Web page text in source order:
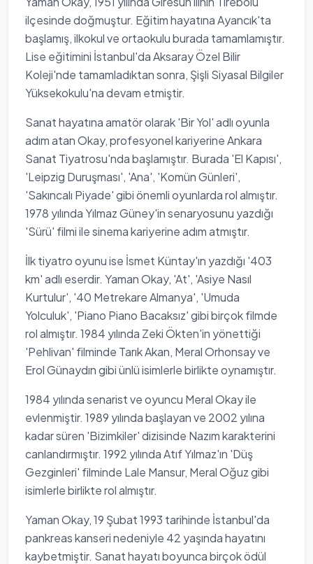
ilçesinde doğmuştur. Eğitim hayatına Ayancık'ta
başlamış, ilkokul ve ortaokulu burada tamamlamıştır.
Lise eğitimini İstanbul'da Aksaray Özel Bilir
Koleji'nde tamamladıktan sonra, Şişli Siyasal Bilgiler
Yüksekokulu'na devam etmiştir.
Sanat hayatına amatör olarak 'Bir Yol' adlı oyunla
adım atan Okay, profesyonel kariyerine Ankara
Sanat Tiyatrosu'nda başlamıştır. Burada 'El Kapısı',
'Leipzig Duruşması', 'Ana', 'Komün Günleri',
'Sakıncalı Piyade' gibi önemli oyunlarda rol almıştır.
1978 yılında Yılmaz Güney'in senaryosunu yazdığı
'Sürü' filmi ile sinema kariyerine adım atmıştır.
İlk tiyatro oyunu ise İsmet Küntay'ın yazdığı '403
km' adlı eserdir. Yaman Okay, 'At', 'Asiye Nasıl
Kurtulur', '40 Metrekare Almanya', 'Umuda
Yolculuk', 'Piano Piano Bacaksız' gibi birçok filmde
rol almıştır. 1984 yılında Zeki Ökten'in yönettiği
'Pehlivan' filminde Tarık Akan, Meral Orhonsay ve
Erol Günaydın gibi ünlü isimlerle birlikte oynamıştır.
1984 yılında senarist ve oyuncu Meral Okay ile
evlenmiştir. 1989 yılında başlayan ve 2002 yılına
kadar süren 'Bizimkiler' dizisinde Nazım karakterini
canlandırmıştır. 1992 yılında Atıf Yılmaz'ın 'Düş
Gezginleri' filminde Lale Mansur, Meral Oğuz gibi
isimlerle birlikte rol almıştır.
Yaman Okay, 19 Şubat 1993 tarihinde İstanbul'da
pankreas kanseri nedeniyle 42 yaşında hayatını
kaybetmiştir. Sanat hayatı boyunca birçok ödül